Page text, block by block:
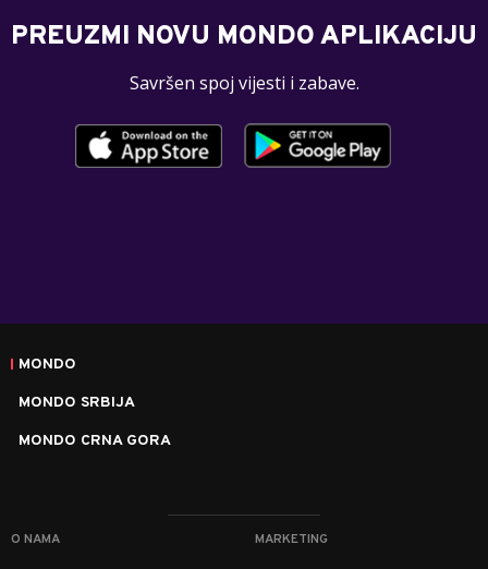
PREUZMI NOVU MONDO APLIKACIJU
Savršen spoj vijesti i zabave.
MONDO
MONDO SRBIJA
MONDO CRNA GORA
O NAMA MARKETING